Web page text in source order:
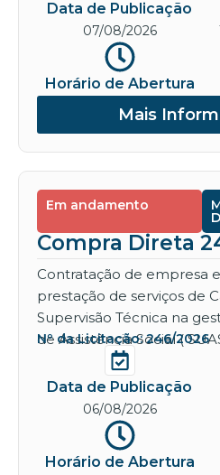
Data de Publicação
07/08/2026
Horário de Abertura
Mais
Em andamento
Compra Direta
Contratação de empresa
prestação de serviços de
Supervisão Técnica na
de Assistência Social (
Nº da Licitação: 246/2026
Data de Publicação
06/08/2026
Horário de Abertura